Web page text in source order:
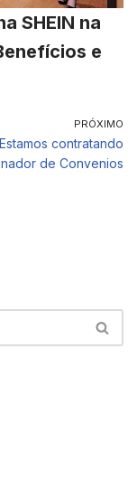
SHEIN na
e
PRÓXIMO
Estamos contratando
de Convenios